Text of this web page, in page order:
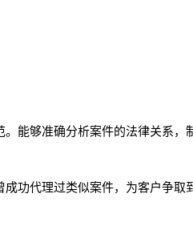
能够准确分析案件的法律关系，
功代理过类似案件，为客户争取